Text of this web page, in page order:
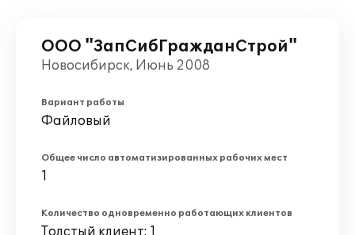
ООО "ЗапСибГражданСтрой"
Новосибирск, Июнь 2008
Вариант работы
Файловый
Общее число автоматизированных рабочих мест
1
Количество одновременно работающих клиентов
Толстый клиент: 1